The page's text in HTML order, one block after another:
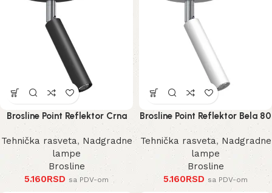
Brosline Point Reflektor Crna
80 mm 170 mm 2281 mm
Tehnička rasveta, Nadgradne
lampe
Brosline
5.160RSD sa PDV-om
Brosline Point Reflektor Bela 80
mm 170 mm 2283 mm
Tehnička rasveta, Nadgradne
lampe
Brosline
5.160RSD sa PDV-om